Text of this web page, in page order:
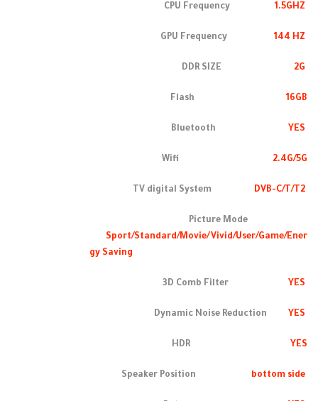
1.5GHZ
144 HZ
2G
Flash 16GB
YES
Wifi 2.4G/5G
DVB-C/T/T2
Picture Mode
Sport/Standard/Movie/Vivid/User/Game/Ener
gy Saving
YES
YES
HDR YES
bottom side